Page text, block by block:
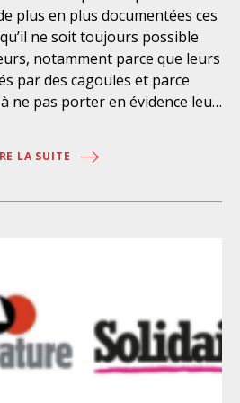
plus en plus documentées ces
ne soit toujours possible
notamment parce que leurs
par des cagoules et parce
ne pas porter en évidence leur
de la magistrature, vient de
des agents de la police
de leurs missions, en
de maintien de l’ordre »,
de manquements aux
LA SUITE